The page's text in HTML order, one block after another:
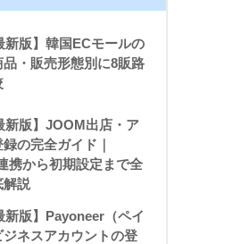
新版】韓国ECモールの
・販売形態別に8販路
新版】JOOM出店・ア
の完全ガイド｜
携から初期設定まで全
解説
新版】Payoneer（ペイ
ジネスアカウントの登